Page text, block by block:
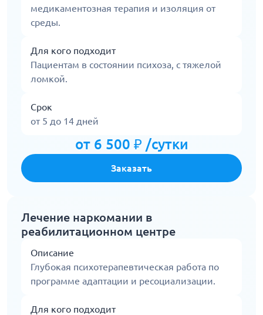
медикаментозная терапия и изоляция от
среды.
Для кого подходит
Пациентам в состоянии психоза, с тяжелой
ломкой.
Срок
от 5 до 14 дней
от 6 500 ₽ /сутки
Заказать
Лечение наркомании в
реабилитационном центре
Описание
Глубокая психотерапевтическая работа по
программе адаптации и ресоциализации.
Для кого подходит